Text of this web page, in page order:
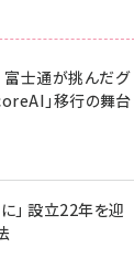
士通が挑んだグ
」移行の舞台
」 設立22年を迎